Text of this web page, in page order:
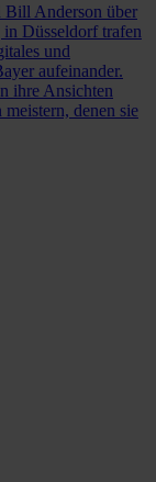
Bill Anderson über
Düsseldorf trafen
und
aufeinander.
ihre Ansichten
denen sie